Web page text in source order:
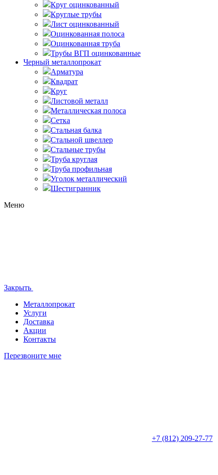
Круг оцинкованный
Круглые трубы
Лист оцинкованный
Оцинкованная полоса
Оцинкованная труба
Трубы ВГП оцинкованные
Черный металлопрокат
Арматура
Квадрат
Круг
Листовой металл
Металлическая полоса
Сетка
Стальная балка
Стальной швеллер
Стальные трубы
Труба круглая
Труба профильная
Уголок металлический
Шестигранник
Меню
Закрыть
Металлопрокат
Услуги
Доставка
Акции
Контакты
Перезвоните мне
+7 (812) 209-27-77